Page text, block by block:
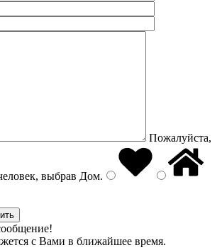
Пожалуйста,
выбрав Дом.
с Вами в ближайшее время.